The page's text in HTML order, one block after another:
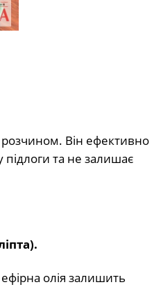
розчином. Він ефективно
та не залишає
олія залишить